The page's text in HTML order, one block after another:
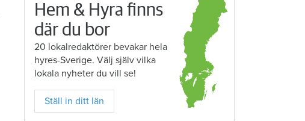
Hem & Hyra finns
där du bor
20 lokalredaktörer bevakar hela
hyres-Sverige. Välj själv vilka
lokala nyheter du vill se!
Ställ in ditt län